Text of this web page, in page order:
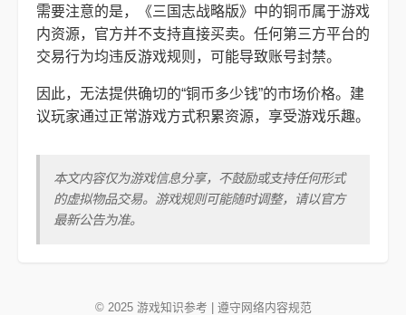
需要注意的是，《三国志战略版》中的铜币属于游戏
内资源，官方并不支持直接买卖。任何第三方平台的
交易行为均违反游戏规则，可能导致账号封禁。
因此，无法提供确切的“铜币多少钱”的市场价格。建
议玩家通过正常游戏方式积累资源，享受游戏乐趣。
本文内容仅为游戏信息分享，不鼓励或支持任何形式
的虚拟物品交易。游戏规则可能随时调整，请以官方
最新公告为准。
© 2025 游戏知识参考 | 遵守网络内容规范